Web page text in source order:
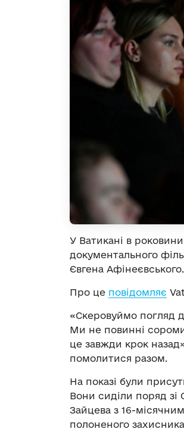
У Ватикані в
документального
Євгена
Про це повідомляє
«Скеровуймо погляд
Ми не повинні
це завжди крок
помолитися разом.
На показі були
Вони сиділи поряд
Зайцева з 16-
полоненого